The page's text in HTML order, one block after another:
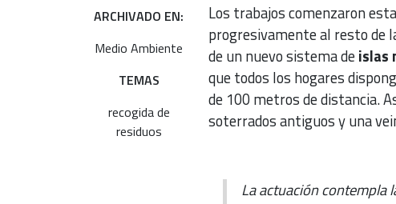
ARCHIVADO EN:
Medio Ambiente
TEMAS
recogida de
residuos
Los trabajos comenzaron
progresivamente al resto de
de un nuevo sistema deislas
que todos los hogares
de 100 metros de distancia.
soterrados antiguos y una
La actuación contempla